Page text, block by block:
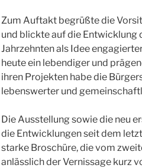
Zum Auftakt begrüßte die
und blickte auf die Entwicklung
Jahrzehnten als Idee
heute ein lebendiger und
ihren Projekten habe die
lebenswerter und
Die Ausstellung sowie die neu
die Entwicklungen seit dem
starke Broschüre, die vom
anlässlich der Vernissage kurz